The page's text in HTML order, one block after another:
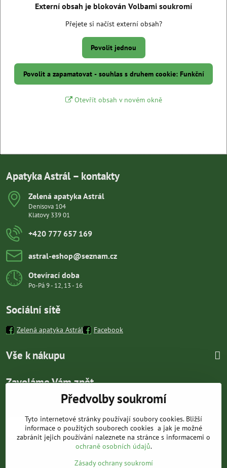
Externí obsah je blokován Volbami soukromí
Přejete si načíst externí obsah?
Povolit jednou
Povolit a zapamatovat - souhlas s druhem cookie: Funkční
Otevřít obsah v novém okně
Apatyka Astrál – kontakty
Zelená apatyka Astrál
Denisova 104
Klatovy 339 01
+420 777 657 169
astral-eshop​@seznam​.cz
Otevírací doba
Po-Pá 9 - 12, 13 - 16
Sociální sítě
Zelená apatyka Astrál Facebook
Vše k nákupu
Zavoláme Vám zpět
Předvolby soukromí
Tyto internetové stránky používají soubory cookies. Bližší
informace o použitých souborech cookies a jak je možné
zabránit jejich používání naleznete na stránce s informacemi o
ochraně osobních údajů.
Zásady ochrany soukromí